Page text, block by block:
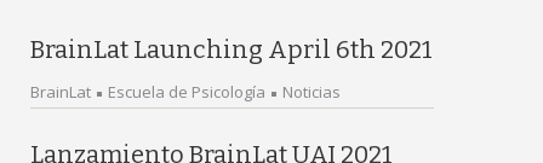
BrainLat Launching April 6th 2021
BrainLat Escuela de Psicología Noticias
Lanzamiento BrainLat UAI 2021